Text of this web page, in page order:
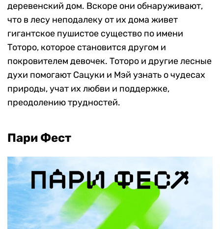
деревенский дом. Вскоре они обнаруживают,
что в лесу неподалеку от их дома живет
гигантское пушистое существо по имени
Тоторо, которое становится другом и
покровителем девочек. Тоторо и другие лесные
духи помогают Сацуки и Мэй узнать о чудесах
природы, учат их любви и поддержке,
преодолению трудностей.
Пари Фест